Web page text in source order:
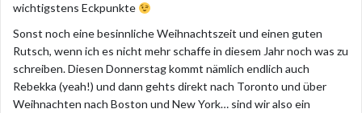
wichtigstens Eckpunkte
Sonst noch eine besinnliche Weihnachtszeit und einen guten
Rutsch, wenn ich es nicht mehr schaffe in diesem Jahr noch was zu
schreiben. Diesen Donnerstag kommt nämlich endlich auch
Rebekka (yeah!) und dann gehts direkt nach Toronto und über
Weihnachten nach Boston und New York… sind wir also ein